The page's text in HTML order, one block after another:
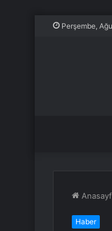
Perşembe,
Haber